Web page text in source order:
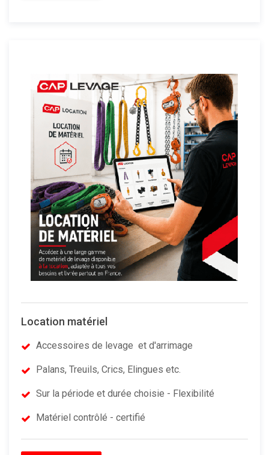
Location matériel
Accessoires de levage et d'arrimage
Palans, Treuils, Crics, Elingues etc.
Sur la période et durée choisie - Flexibilité
Matériel contrôlé - certifié